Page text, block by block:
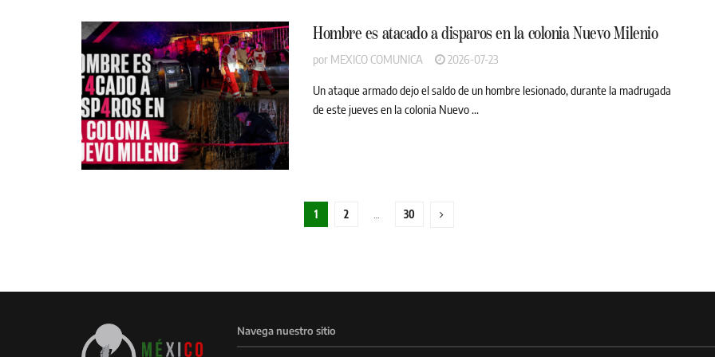
Hombre es atacado a disparos en la colonia Nuevo Milenio
por MEXICO COMUNICA 2026-07-23
Un ataque armado dejo el saldo de un hombre lesionado, durante la madrugada
de este jueves en la colonia Nuevo ...
1 2 30
Navega nuestro sitio